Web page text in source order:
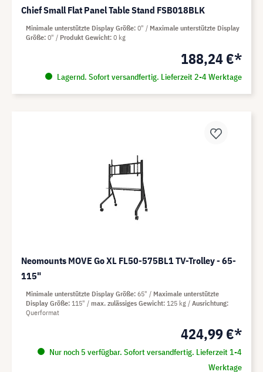
Chief Small Flat Panel Table Stand FSB018BLK
188,24 €*
Lagernd. Sofort versandfertig. Lieferzeit 2-4 Werktage
Minimale unterstützte Display Größe 0"
Maximale unterstützte Display
Größe 0" Produkt Gewicht 0 kg
Neomounts MOVE Go XL FL50-575BL1 TV-Trolley - 65-
115"
424,99 €*
Nur noch 5 verfügbar. Sofort versandfertig. Lieferzeit 1-4
Werktage
Minimale unterstützte Display Größe 65"
Maximale unterstützte
Display Größe 115" max. zulässiges Gewicht 125 kg
Ausrichtung
Querformat